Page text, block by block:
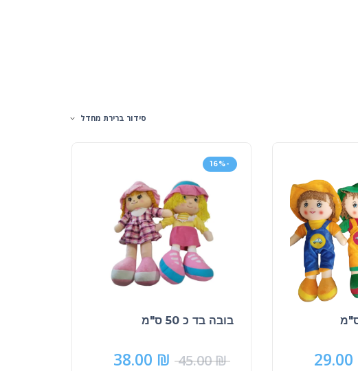
סידור ברירת מחדל
29.00
-16%
בובה בד כ 50 ס"מ
45.00₪
38.00 ₪